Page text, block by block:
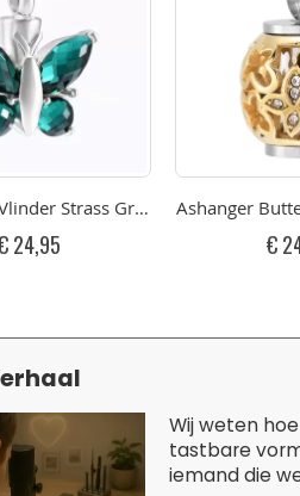
Strass Groen RVS
24,95
Ashanger
€
Wij weten
tastbare
iemand die